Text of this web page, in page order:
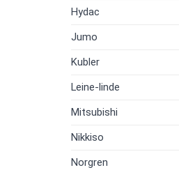
Hydac
Jumo
Kubler
Leine-linde
Mitsubishi
Nikkiso
Norgren